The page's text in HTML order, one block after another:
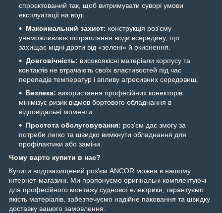
спроєктований так, щоб витримувати суворі умови
експлуатації на воді.
Максимальний захист: конструкція роз'єму
унеможливлює потрапляння води всередину, що
захищає мідні дроти від «зелені» й окиснення.
Довговічність: високоякісні матеріали корпусу та
контактів не втрачають своїх властивостей під час
перепадів температур і впливу агресивних середовищ.
Безпека: використання професійних конекторів
мінімізує ризик відмов бортового обладнання в
відповідальні моменти.
Простота обслуговування: роз'єм дає змогу за
потреби легко та швидко вимкнути обладнання для
профілактики або заміни.
Чому варто купити в нас?
Купити водозахищений роз'єм ANCOR можна в нашому
інтернет-магазині. Ми пропонуємо оригінальні комплектуючі
для професійного монтажу суднової електрики, гарантуємо
якість матеріалів, забезпечуємо надійне паковання та швидку
доставку вашого замовлення.